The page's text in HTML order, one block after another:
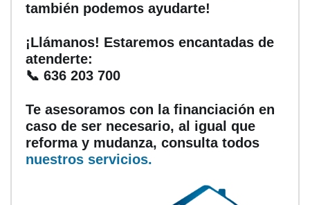
también podemos ayudarte!
¡Llámanos! Estaremos encantadas de
atenderte:
📞 636 203 700
Te asesoramos con la financiación en
caso de ser necesario, al igual que
reforma y mudanza, consulta todos
nuestros servicios.